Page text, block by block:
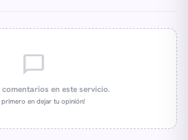
chat_bubble_outline
en este servicio.
primero en dejar tu opinión!